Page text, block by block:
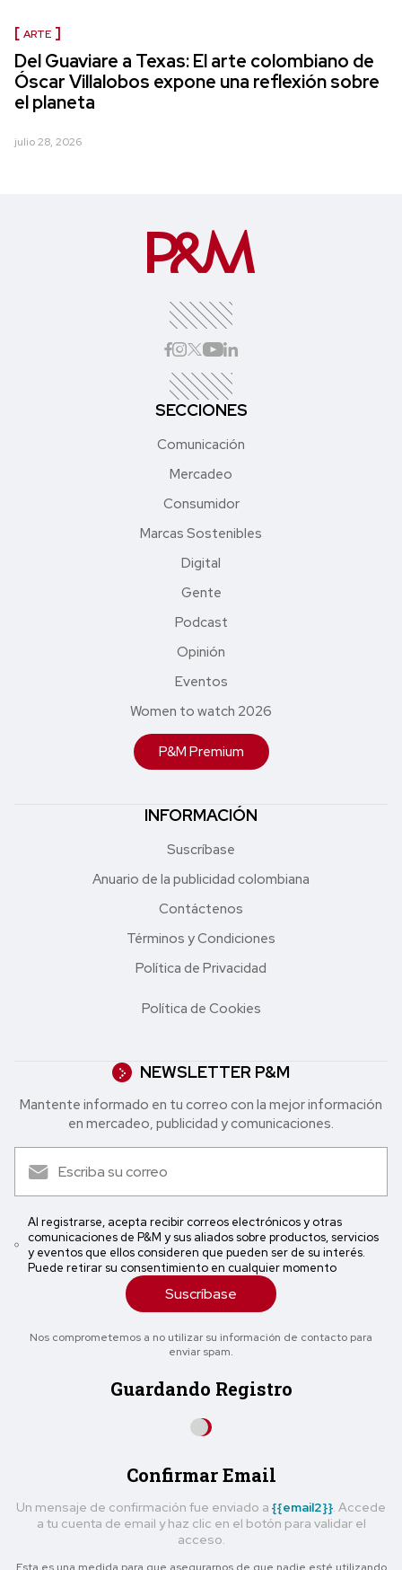
ARTE
Del Guaviare a Texas: El arte colombiano de
Óscar Villalobos expone una reflexión sobre
el planeta
julio 28, 2026
SECCIONES
Comunicación
Mercadeo
Consumidor
Marcas Sostenibles
Digital
Gente
Podcast
Opinión
Eventos
Women to watch 2026
P&M Premium
INFORMACIÓN
Suscríbase
Anuario de la publicidad colombiana
Contáctenos
Términos y Condiciones
Política de Privacidad
Política de Cookies
NEWSLETTER P&M
Mantente informado en tu correo con la mejor in formación
en mercadeo, publicidad y comunicaciones.
Al registrarse, acepta recibir correos electrónicos y otras
comunicaciones de P&M y sus aliados sobre productos, servicios
y eventos que ellos consideren que pueden ser de su interés.
Puede retirar su consentimiento en cualquier momento
Suscríbase
Nos comprometemos a no utilizar su información de contacto para
enviar spam.
Guardando Registro
Confirmar Email
Un mensaje de confirmación fue enviado a {{email2}} . Accede
a tu cuenta de email y haz clic en el botón para validar el
acceso.
Esta es una medida para que asegurarnos de que nadie esté utilizando